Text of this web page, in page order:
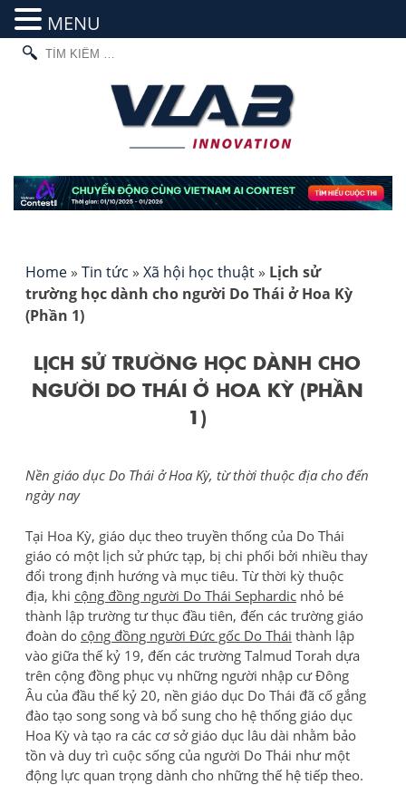
Skip
TÌM
KIẾM
Home » Tin tức » Xã hội học thuật » Lịch sử
trường học dành cho người Do Thái ở Hoa Kỳ
(Phần 1)
LỊCH SỬ TRƯỜNG HỌC DÀNH CHO
NGƯỜI DO THÁI Ở HOA KỲ (PHẦN
1)
Nền giáo dục Do Thái ở Hoa Kỳ, từ thời thuộc địa cho đến
ngày nay
Tại Hoa Kỳ, giáo dục theo truyền thống của Do Thái
giáo có một lịch sử phức tạp, bị chi phối bởi nhiều thay
đổi trong định hướng và mục tiêu. Từ thời kỳ thuộc
địa, khi cộng đồng người Do Thái Sephardic nhỏ bé
thành lập trường tư thục đầu tiên, đến các trường giáo
đoàn do cộng đồng người Đức gốc Do Thái thành lập
vào giữa thế kỷ 19, đến các trường Talmud Torah dựa
trên cộng đồng phục vụ những người nhập cư Đông
Âu của đầu thế kỷ 20, nền giáo dục Do Thái đã cố gắng
đào tạo song song và bổ sung cho hệ thống giáo dục
Hoa Kỳ và tạo ra các cơ sở giáo dục lâu dài nhằm bảo
tồn và duy trì cuộc sống của người Do Thái như một
động lực quan trọng dành cho những thế hệ tiếp theo.
MENU